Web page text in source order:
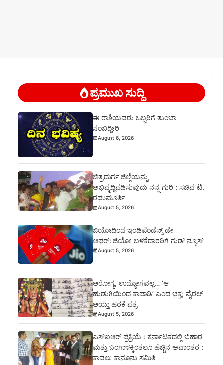
ಪ್ರಮುಖ ಸುದ್ದಿ
ಈ ರಾಶಿಯವರು ಒಬ್ಬರಿಗೆ ತುಂಬಾ
ನಂಬಿದ್ದೀರಿ
August 6, 2026
ಚಿತ್ರದುರ್ಗ ಜಿಲ್ಲೆಯನ್ನು
ಅಭಿವೃದ್ದಿಪಡಿಸುವುದು ನನ್ನ ಗುರಿ : ಸಚಿವ ಟಿ.
ರಘುಮೂರ್ತಿ
August 5, 2026
ಜಿಯೋದಿಂದ ಇಂಡಿಪೆಂಡೆನ್ಸ್ ಡೇ
ಆಫರ್: ಜಿಯೋ ಬಳಕೆದಾರರಿಗೆ ಗುಡ್ ನ್ಯೂಸ್
August 5, 2026
ಆರೋಗ್ಯ, ಉದ್ಯೋಗವಲ್ಲ… ‘ಆ
ಹುಡುಗಿಯಿಂದ ಕಾಪಾಡಿ’ ಎಂದ ಭಕ್ತ; ವೈರಲ್
ಆಯ್ತು ಹರಕೆ ಪತ್ರ
August 5, 2026
ಎಸ್‍ಐಆರ್ ಪ್ರಕ್ರಿಯೆ : ಕರ್ನಾಟಕದಲ್ಲಿ ಬಿಹಾರ
ಮತ್ತು ಬಂಗಾಳಕ್ಕಿಂತಲೂ ಹೆಚ್ಚಿನ ಅವಾಂತರ :
ಕಾವಲು ಕಾನೂನು ಸಮಿತಿ